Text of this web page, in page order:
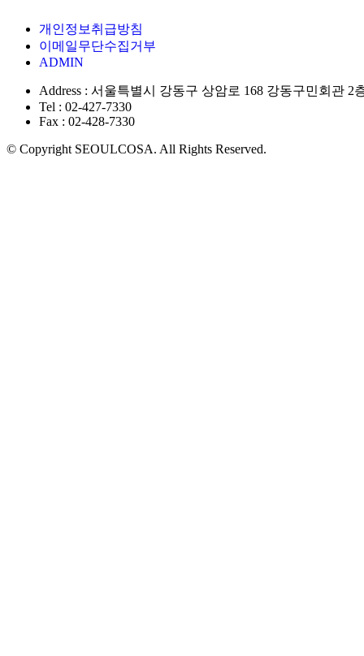
개인정보취급방침
이메일무단수집거부
ADMIN
Address : 서울특별시 강동구 상암로 168 강동구민회관 2
Tel : 02-427-7330
Fax : 02-428-7330
© Copyright SEOULCOSA. All Rights Reserved.